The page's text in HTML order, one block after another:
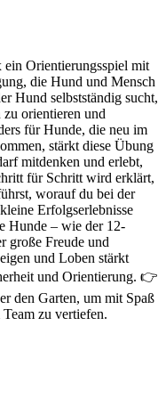
Orientierungsspiel mit
die Hund und Mensch
Hund selbstständig sucht,
zu orientieren und
für Hunde, die neu im
stärkt diese Übung
mitdenken und erlebt,
für Schritt wird erklärt,
worauf du bei der
Erfolgserlebnisse
Hunde – wie der 12-
große Freude und
und Loben stärkt
und Orientierung. 👉
den Garten, um mit Spaß
zu vertiefen.